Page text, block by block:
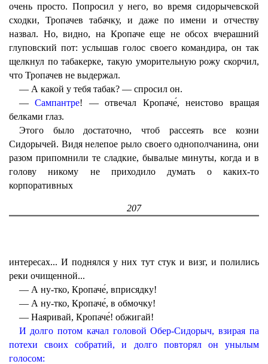
очень просто. Попросил у него, во время сидорычевской
сходки, Тропачев табачку, и даже по имени и отчеству
назвал. Но, видно, на Кропаче еще не обсох вчерашний
глуповский пот: услышав голос своего командира, он так
щелкнул по табакерке, такую уморительную рожу скорчил,
что Тропачев не выдержал.
— А какой у тебя табак? — спросил он.
—Сампантре! — отвечал Кропаче́, неистово вращая
белками глаз.
Этого было достаточно, чтоб рассеять все козни
Сидорычей. Видя нелепое рыло своего однополчанина, они
разом припомнили те сладкие, бывалые минуты, когда и в
голову никому не приходило думать о каких-то
корпоративных
207
интересах... И поднялся у них тут стук и визг, и полились
реки очищенной...
— А ну-тко, Кропаче́, вприсядку!
— А ну-тко, Кропаче́, в обмочку!
— Наяривай, Кропаче́! обжигай!
И долго потом качал головой Обер-Сидорыч, взирая па
потехи своих собратий, и долго повторял он унылым
голосом: